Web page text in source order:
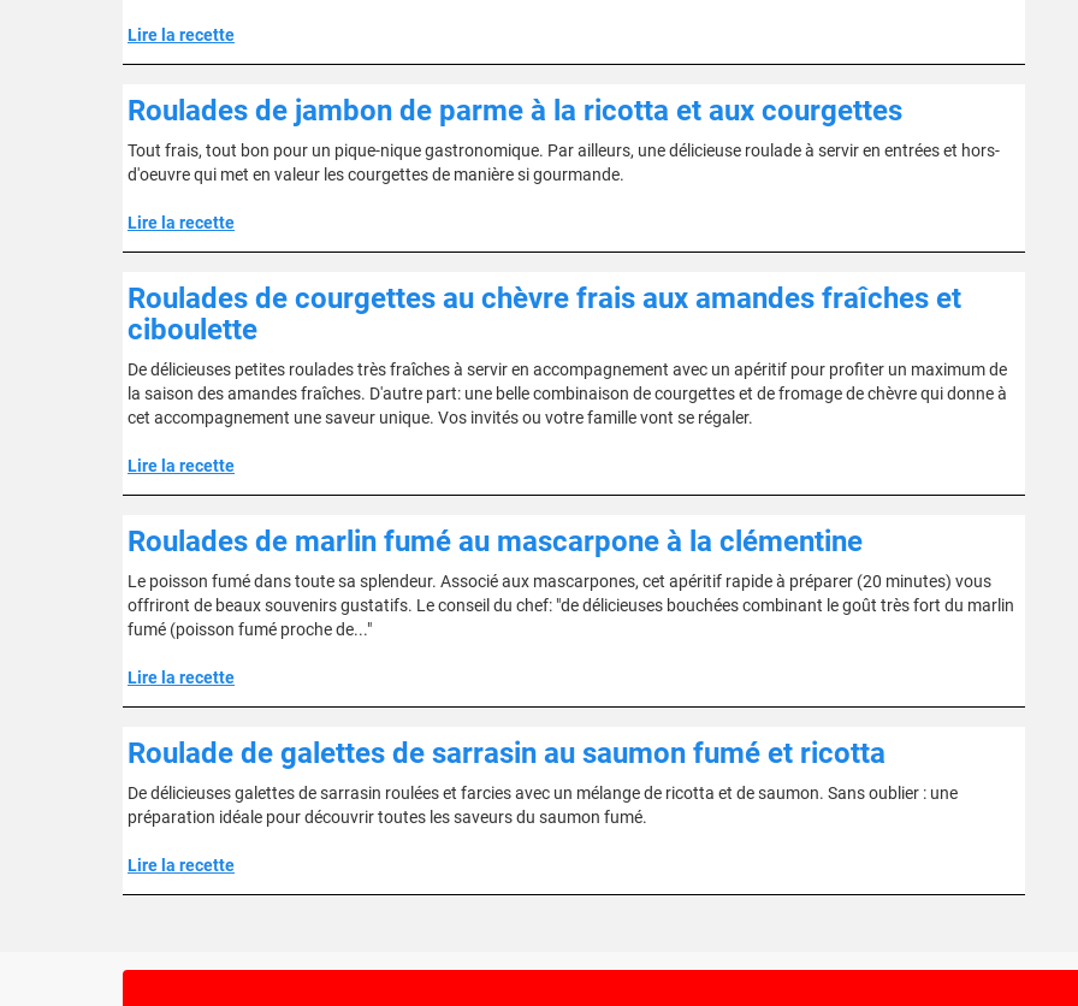
Lire la recette
Roulades de jambon de parme à la ricotta et aux courgettes
Tout frais, tout bon pour un pique-nique gastronomique. Par ailleurs, une délicieuse roulade à servir en entrées et hors-
d'oeuvre qui met en valeur les courgettes de manière si gourmande.
Lire la recette
Roulades de courgettes au chèvre frais aux amandes fraîches et
ciboulette
De délicieuses petites roulades très fraîches à servir en accompagnement avec un apéritif pour profiter un maximum de
la saison des amandes fraîches. D'autre part: une belle combinaison de courgettes et de fromage de chèvre qui donne à
cet accompagnement une saveur unique. Vos invités ou votre famille vont se régaler.
Lire la recette
Roulades de marlin fumé au mascarpone à la clémentine
Le poisson fumé dans toute sa splendeur. Associé aux mascarpones, cet apéritif rapide à préparer (20 minutes) vous
offriront de beaux souvenirs gustatifs. Le conseil du chef: "de délicieuses bouchées combinant le goût très fort du marlin
fumé (poisson fumé proche de..."
Lire la recette
Roulade de galettes de sarrasin au saumon fumé et ricotta
De délicieuses galettes de sarrasin roulées et farcies avec un mélange de ricotta et de saumon. Sans oublier : une
préparation idéale pour découvrir toutes les saveurs du saumon fumé.
Lire la recette